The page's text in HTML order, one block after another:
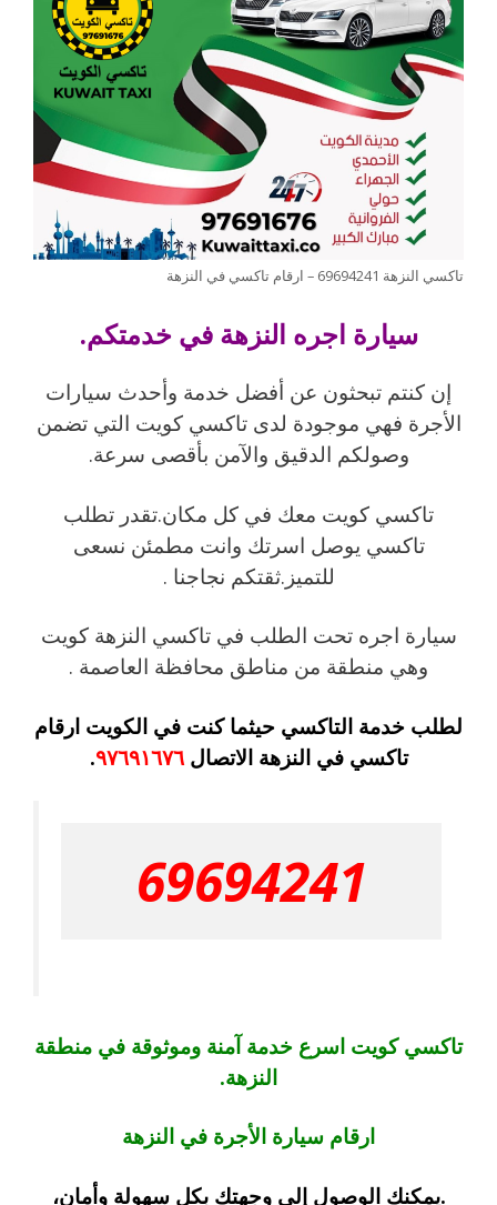
تاكسي النزهة 69694241 – ارقام تاكسي في النزهة
سيارة اجره النزهة في خدمتكم.
إن كنتم تبحثون عن أفضل خدمة وأحدث سيارات
الأجرة فهي موجودة لدى تاكسي كويت التي تضمن
وصولكم الدقيق والآمن بأقصى سرعة.
تاكسي كويت معك في كل مكان.تقدر تطلب
تاكسي يوصل اسرتك وانت مطمئن نسعى
للتميز.ثقتكم نجاجنا .
سيارة اجره تحت الطلب في تاكسي النزهة كويت
وهي منطقة من مناطق محافظة العاصمة .
لطلب خدمة التاكسي حيثما كنت في الكويت ارقام
تاكسي في النزهة الاتصال٩٧٦٩١٦٧٦.
69694241
تاكسي كويت اسرع خدمة آمنة وموثوقة في منطقة
النزهة.
ارقام سيارة الأجرة في النزهة
.يمكنك الوصول إلى وجهتك بكل سهولة وأمان،